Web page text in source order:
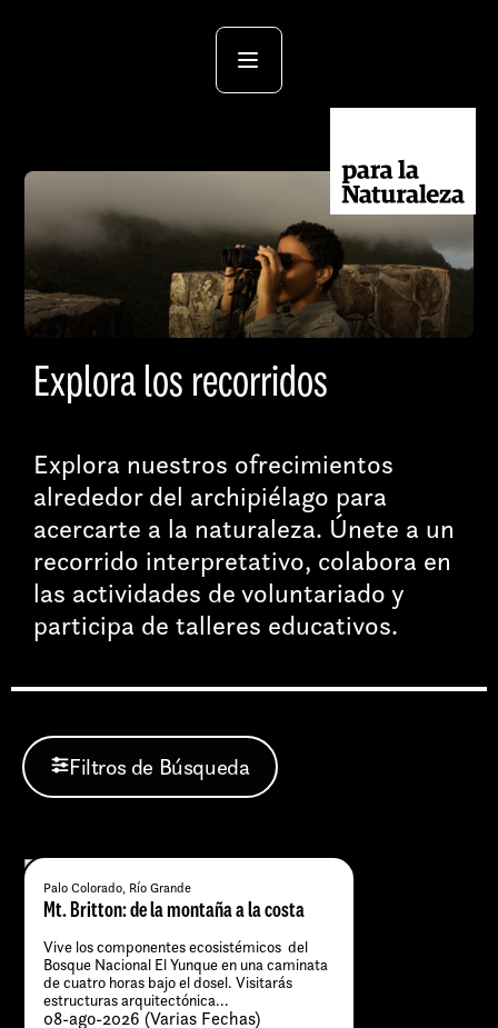
Explora los recorridos
Explora nuestros ofrecimientos
alrededor del archipiélago para
acercarte a la naturaleza. Únete a un
recorrido interpretativo, colabora en
las actividades de voluntariado y
participa de talleres educativos.
Filtros de Búsqueda
Palo Colorado, Río Grande
Mt. Britton: de la montaña a la costa
Vive los componentes ecosistémicos del
Bosque Nacional El Yunque en una caminata
de cuatro horas bajo el dosel. Visitarás
estructuras arquitectónica...
08-ago-2026 (Varias Fechas)